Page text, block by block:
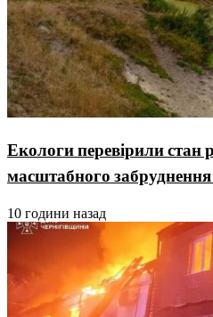
Екологи перевірили стан
масштабного
10 години назад